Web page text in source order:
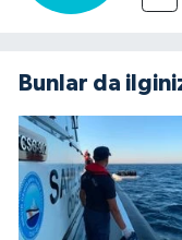
Bunlar da